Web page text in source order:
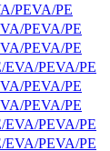
PEVA/PE
PEVA/PE
PEVA/PE
EVA/PEVA/PE
PEVA/PE
PEVA/PE
EVA/PEVA/PE
EVA/PEVA/PE